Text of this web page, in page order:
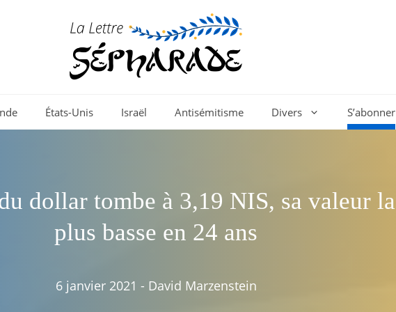
États-Unis Israël Antisémitisme Divers S’abonner
dollar tombe à 3,19 NIS, sa valeur la
plus basse en 24 ans
6 janvier 2021 - David Marzenstein